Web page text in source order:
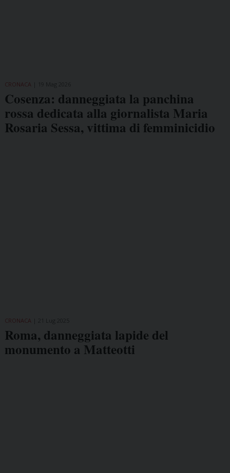
CRONACA
Cosenza: danneggiata la panchina
rossa dedicata alla giornalista Maria
Rosaria Sessa, vittima di femminicidio
CRONACA
Roma, danneggiata lapide del
monumento a Matteotti